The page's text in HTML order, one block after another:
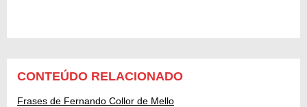
CONTEÚDO RELACIONADO
Frases de Fernando Collor de Mello